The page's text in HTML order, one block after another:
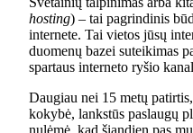
hosting) – tai pagrindinis
internete. Tai vietos jūsų
duomenų bazei suteikimas
spartaus interneto ryšio
Daugiau nei 15 metų
kokybė, lankstūs paslaugų
nulėmė, kad šiandien pas